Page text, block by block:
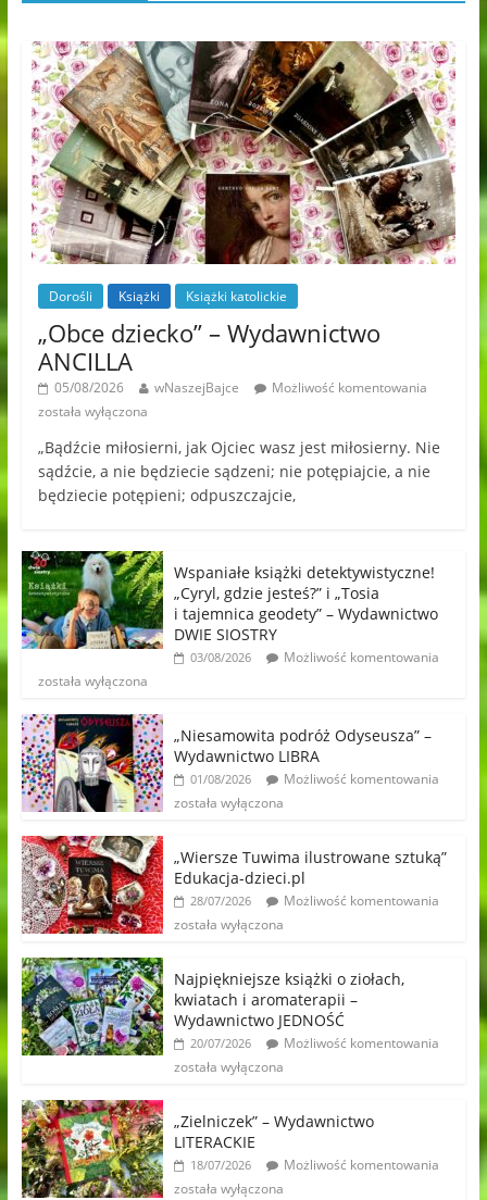
Dorośli Książki Książki katolickie
„Obce dziecko” – Wydawnictwo
ANCILLA
05/08/2026 wNaszejBajce
Możliwość komentowania
została wyłączona
„Bądźcie miłosierni, jak Ojciec wasz jest miłosierny. Nie
sądźcie, a nie będziecie sądzeni; nie potępiajcie, a nie
będziecie potępieni; odpuszczajcie,
Wspaniałe książki detektywistyczne!
„Cyryl, gdzie jesteś?” i „Tosia
i tajemnica geodety” – Wydawnictwo
DWIE SIOSTRY
03/08/2026
Możliwość komentowania
została wyłączona
„Niesamowita podróż Odyseusza” –
Wydawnictwo LIBRA
01/08/2026
Możliwość komentowania
została wyłączona
„Wiersze Tuwima ilustrowane sztuką”
Edukacja-dzieci.pl
28/07/2026
Możliwość komentowania
została wyłączona
Najpiękniejsze książki o ziołach,
kwiatach i aromaterapii –
Wydawnictwo JEDNOŚĆ
20/07/2026
Możliwość komentowania
została wyłączona
„Zielniczek” – Wydawnictwo
LITERACKIE
18/07/2026
Możliwość komentowania
została wyłączona